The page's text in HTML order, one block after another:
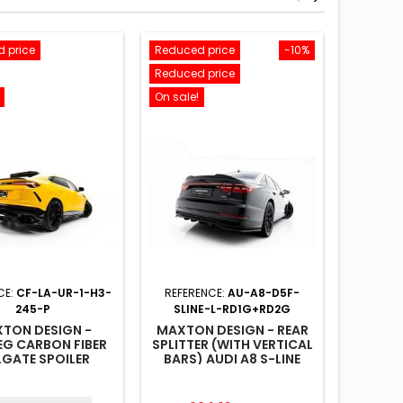
price
CF-LA-UR-1-H3-
245-P
DESIGN -
CARBON FIBER
SPOILER
-10%
Reduced price
Reduced price
On sale!
REFERENCE: AU-A8-D5F-
SLINE-L-RD1G+RD2G
MAXTON DESIGN - REAR
SPLITTER (WITH VERTICAL
BARS) AUDI A8 S-LINE